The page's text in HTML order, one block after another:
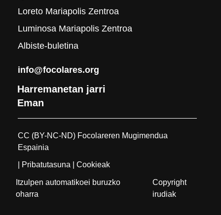
Loreto Mariapolis Zentroa
Luminosa Mariapolis Zentroa
Albiste-buletina
info@focolares.org
Harremanetan jarri
Eman
CC (BY-NC-ND) Focolareren Mugimendua
Espainia
| Pribatutasuna | Cookieak
Itzulpen automatikoei buruzko
oharra
Copyright
irudiak